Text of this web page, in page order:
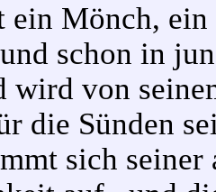
ein Mönch,
schon in
wird von
die Sünden
sich